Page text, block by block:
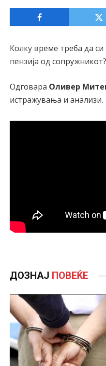
Колку време треба да
пензија од сопружникот?
Одговара Оливер
истражувања и анализи.
ДОЗНАЈ ПОВЕЌЕ